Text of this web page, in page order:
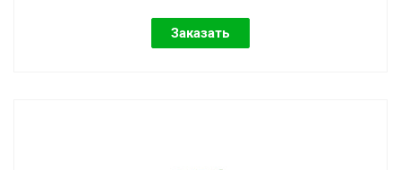
Заказать